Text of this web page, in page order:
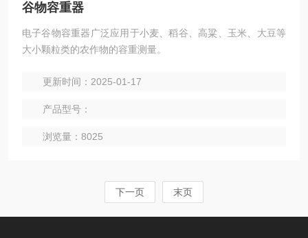
谷物容重器
电子谷物容重器广泛应用于小麦、稻谷、高粱、玉米、大豆等
大小颗粒类的农作物的容重测量。
更新时间：2025-01-17
产品型号：
浏览量：8025
下一页 末页